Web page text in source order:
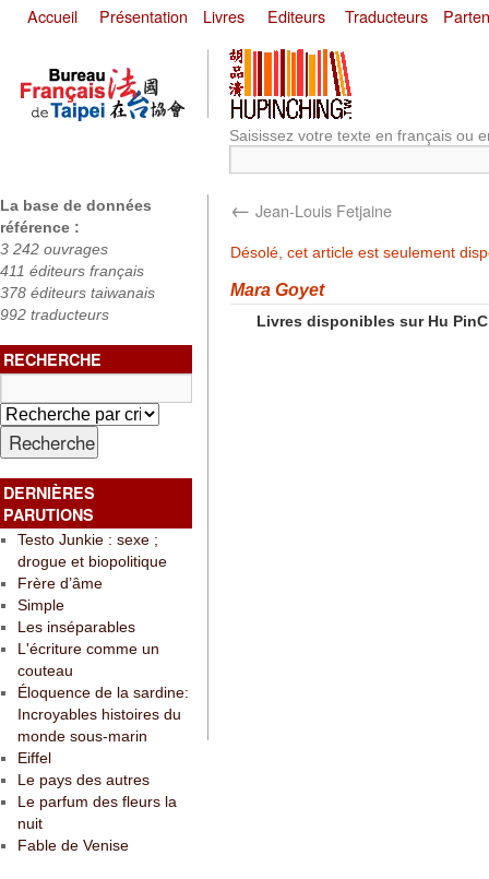
Accueil Présentation Livres Editeurs Traducteurs
Saisissez votre texte en français ou
La base de données
référence :
3 242 ouvrages
411 éditeurs français
378 éditeurs taiwanais
992 traducteurs
RECHERCHE
DERNIÈRES
PARUTIONS
Testo Junkie : sexe ;
drogue et biopolitique
Frère d’âme
Simple
Les inséparables
L'écriture comme un
couteau
Éloquence de la sardine:
Incroyables histoires du
monde sous-marin
Eiffel
Le pays des autres
Le parfum des fleurs la
nuit
Fable de Venise
← Jean-Louis Fetjaine
Désolé, cet article est seulement
Mara Goyet
Livres disponibles sur Hu